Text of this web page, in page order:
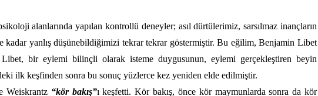
alanlarında yapılan kontrollü deneyler; asıl dürtülerimiz, sarsılmaz inançların
kadar yanlış düşünebildiğimizi tekrar tekrar göstermiştir. Bu eğilim,Benjamin Libet
Libet, bir eylemi bilinçli olarak isteme duygusunun, eylemi gerçekleştiren beyin
ilk keşfinden sonra bu sonuç yüzlerce kez yeniden elde edilmiştir.
Weiskrantz “kör bakış”ı keşfetti. Kör bakış, önce kör maymunlarda sonra da kör